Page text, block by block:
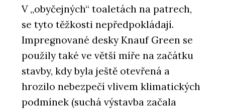
V „obyčejných“ toaletách na patrech,
se tyto těžkosti nepředpokládají.
Impregnované desky Knauf Green se
použily také ve větší míře na začátku
stavby, kdy byla ještě otevřená a
hrozilo nebezpečí vlivem klimatických
podmínek (suchá výstavba začala